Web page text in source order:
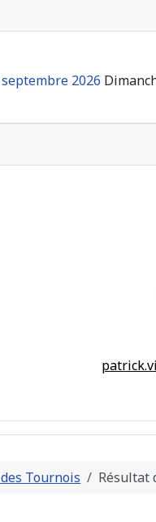
2026
Tournois Résultat